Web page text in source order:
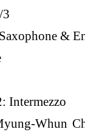
3
&
Intermezzo
Whun